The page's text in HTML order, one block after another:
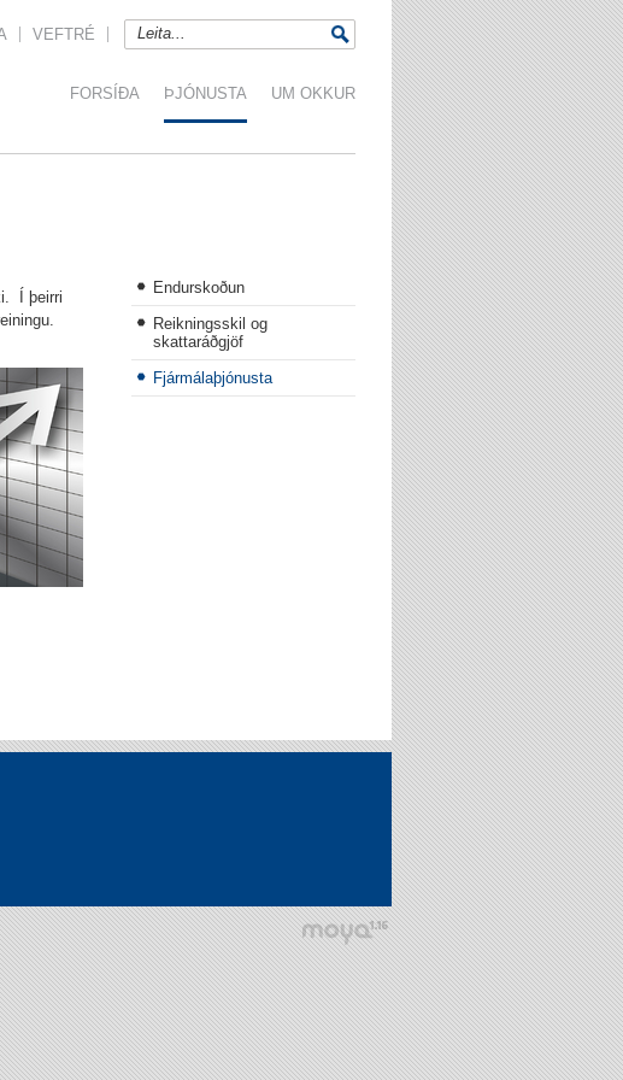
Í þeirri
FORSÍÐA ÞJÓNUSTA UM OKKUR
Endurskoðun
Reikningsskil og
skattaráðgjöf
Fjármálaþjónusta
VEFTRÉ